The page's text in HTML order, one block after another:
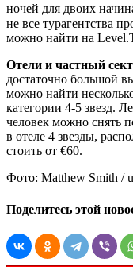
ночей для двоих
не все турагентства
можно найти на
Отели и частный
достаточно большой
можно найти
категории 4-5 звезд.
человек можно снять
в отеле 4 звезды,
стоить от €60.
Фото: Matthew Smith /
Поделитесь этой